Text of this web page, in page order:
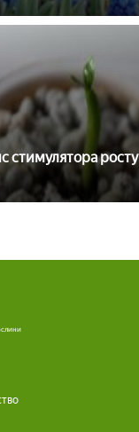
росту і